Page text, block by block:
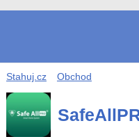
Stahuj.cz Obchod